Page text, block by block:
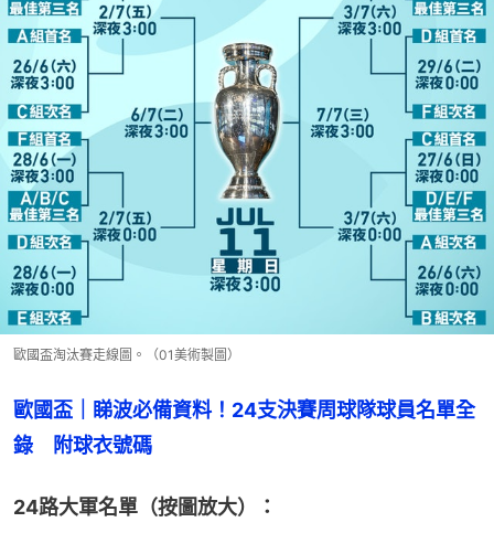
歐國盃淘汰賽走線圖。（01美術製圖）
歐國盃｜睇波必備資料！24支決賽周球隊球員名單全
錄　附球衣號碼
24路大軍名單（按圖放大）：